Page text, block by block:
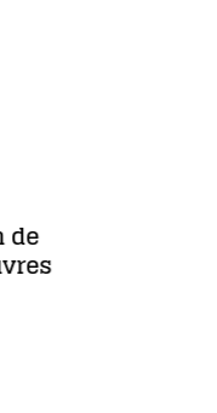
romanesque
Borrély en 5
un inédit
Borrély